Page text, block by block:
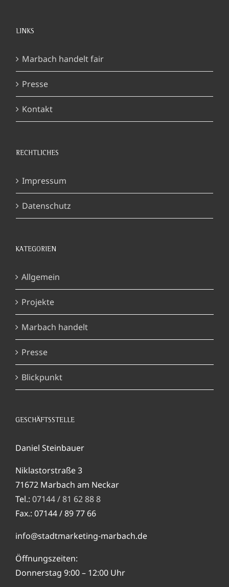
LINKS
Marbach handelt fair
Presse
Kontakt
RECHTLICHES
Impressum
Datenschutz
KATEGORIEN
Allgemein
Projekte
Marbach handelt
Presse
Blickpunkt
GESCHÄFTSSTELLE
Daniel Steinbauer
Niklastorstraße 3
71672 Marbach am Neckar
Tel.: 07144 / 81 62 88 8
Fax.: 07144 / 89 77 66
info@stadtmarketing-marbach.de
Öffnungszeiten:
Donnerstag 9:00 – 12:00 Uhr